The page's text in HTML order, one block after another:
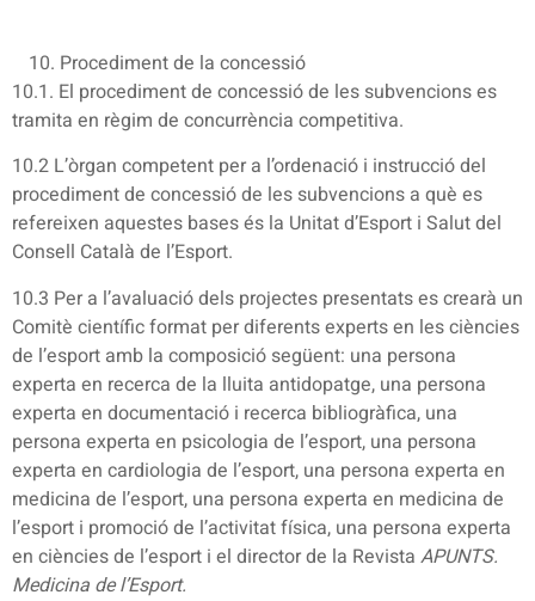
Procediment de la concessió
10.1. El procediment de concessió de les subvencions es
tramita en règim de concurrència competitiva.
10.2 L’òrgan competent per a l’ordenació i instrucció del
procediment de concessió de les subvencions a què es
refereixen aquestes bases és la Unitat d’Esport i Salut del
Consell Català de l’Esport.
10.3 Per a l’avaluació dels projectes presentats es crearà un
Comitè científic format per diferents experts en les ciències
de l’esport amb la composició següent: una persona
experta en recerca de la lluita antidopatge, una persona
experta en documentació i recerca bibliogràfica, una
persona experta en psicologia de l’esport, una persona
experta en cardiologia de l’esport, una persona experta en
medicina de l’esport, una persona experta en medicina de
l’esport i promoció de l’activitat física, una persona experta
en ciències de l’esport i el director de la Revista APUNTS.
Medicina de l’Esport.